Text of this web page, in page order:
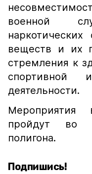
военной
веществ и их
стремления к
спортивной и
деятельности.
Мероприятия
пройдут во
полигона.
Подпишись!